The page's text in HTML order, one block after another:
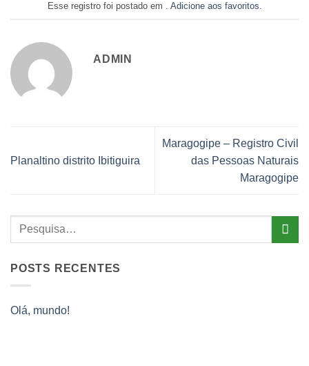
Esse registro foi postado em . Adicione aos favoritos.
ADMIN
Planaltino distrito Ibitiguira
Maragogipe – Registro Civil
das Pessoas Naturais
Maragogipe
POSTS RECENTES
Olá, mundo!